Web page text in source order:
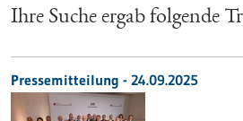
Ihre Suche ergab folgende
Pressemitteilung - 24.09.2025